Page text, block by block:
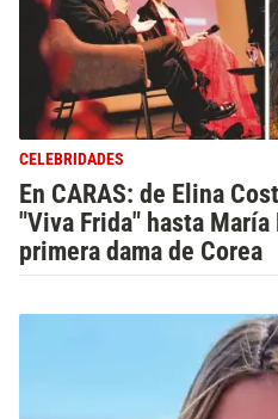
CELEBRIDADES
En CARAS: de Elina
"Viva Frida" hasta
primera dama de Corea